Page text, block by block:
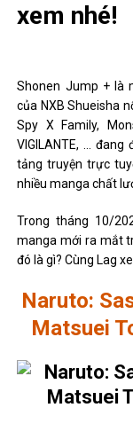
xem nhé!
Shonen Jump + là
của NXB Shueisha
Spy X Family,
VIGILANTE, …
tảng truyện trực
nhiều manga chất
Trong tháng 10/
manga mới ra mắt
đó là gì? Cùng Lag
Naruto:
Matsuei